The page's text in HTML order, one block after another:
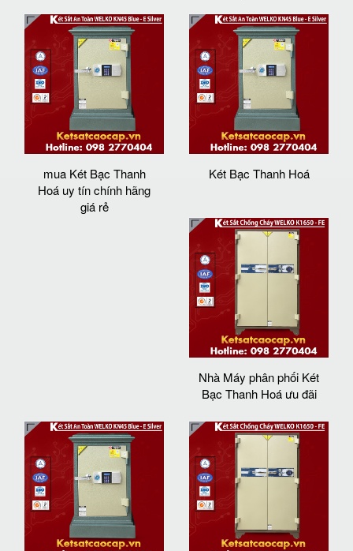
mua Két Bạc Thanh
Hoá uy tín chính hãng
giá rẻ
Két Bạc Thanh Hoá
Nhà Máy phân phối Két
Bạc Thanh Hoá ưu đãi